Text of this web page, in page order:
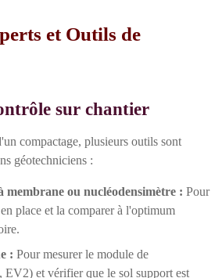
et Outils de
sur chantier
compactage, plusieurs outils sont
géotechniciens :
membrane ou nucléodensimètre : Pour
place et la comparer à l'optimum
: Pour mesurer le module de
et vérifier que le sol support est